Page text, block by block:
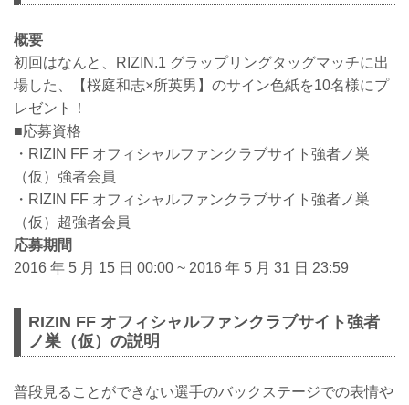
概要
初回はなんと、RIZIN.1 グラップリングタッグマッチに出
場した、【桜庭和志×所英男】のサイン色紙を10名様にプ
レゼント！
■応募資格
・RIZIN FF オフィシャルファンクラブサイト強者ノ巣
（仮）強者会員
・RIZIN FF オフィシャルファンクラブサイト強者ノ巣
（仮）超強者会員
応募期間
2016 年 5 月 15 日 00:00 ~ 2016 年 5 月 31 日 23:59
RIZIN FF オフィシャルファンクラブサイト強者
ノ巣（仮）の説明
普段見ることができない選手のバックステージでの表情や